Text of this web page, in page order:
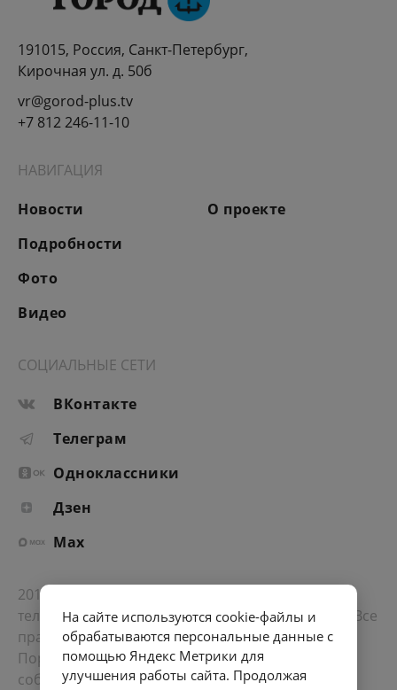
191015, Россия, Санкт-Петербург,
Кирочная ул. д. 50б
vr@gorod-plus.tv
+7 812 246-11-10
НАВИГАЦИЯ
Новости
Подробности
Фото
Видео
О проекте
СОЦИАЛЬНЫЕ СЕТИ
ВКонтакте
Телеграм
Одноклассники
Дзен
Max
2012-2026 © Портал «Электронное интернет-
телевидение правительства Санкт-Петербурга». Все
права защищены.
Портал Санкт-Петербурга- о его людях, жизни,
событиях, последних новостях.
На сайте используются cookie-файлы и
обрабатываются персональные данные с
помощью Яндекс Метрики для
улучшения работы сайта. Продолжая